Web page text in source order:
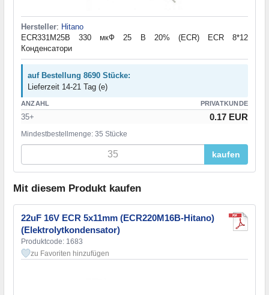
Hersteller: Hitano
ECR331M25B 330 мкФ 25 В 20% (ECR) ECR 8*12
Конденсатори
auf Bestellung 8690 Stücke:
Lieferzeit 14-21 Tag (e)
ANZAHL PRIVATKUNDE
35+ 0.17 EUR
Mindestbestellmenge: 35 Stücke
kaufen
Mit diesem Produkt kaufen
22uF 16V ECR 5x11mm (ECR220M16B-Hitano)
(Elektrolytkondensator)
Produktcode: 1683
zu Favoriten hinzufügen